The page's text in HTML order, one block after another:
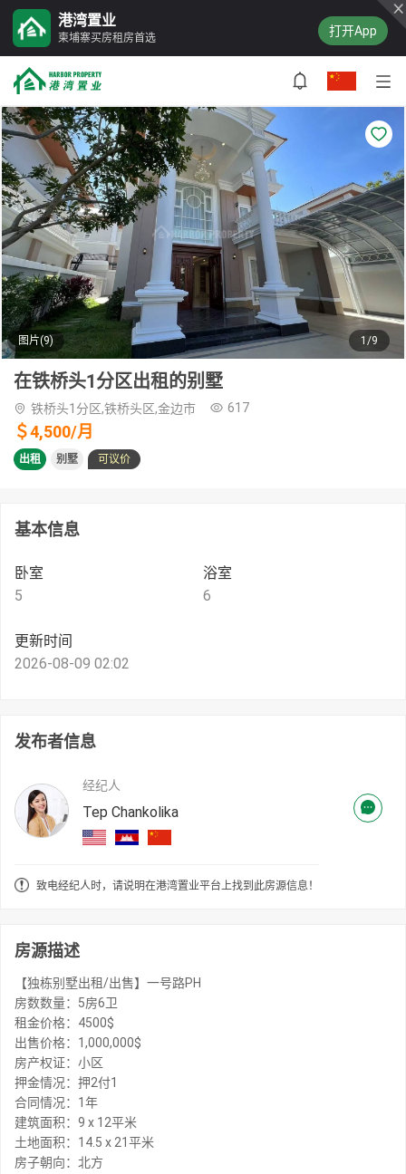
港湾置业
柬埔寨买房租房首选 打开App
图片(9) 1/9
在铁桥头1分区出租的别墅
铁桥头1分区,铁桥头区,金边市 617
＄4,500/月
出租 别墅 可议价
基本信息
卧室
5
浴室
6
更新时间
2026-08-09 02:02
发布者信息
经纪人
Tep Chankolika
致电经纪人时，请说明在港湾置业平台上找到此房源信息！
房源描述
【独栋别墅出租/出售】一号路PH
房数数量：5房6卫
租金价格：4500$
出售价格：1,000,000$
房产权证：小区
押金情况：押2付1
合同情况：1年
建筑面积：9 x 12平米
土地面积：14.5 x 21平米
房子朝向：北方